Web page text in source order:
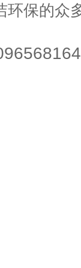
环保的众